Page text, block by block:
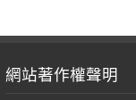
網站著作權聲明